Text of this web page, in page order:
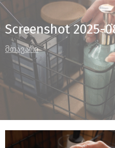
Screenshot 2025-
მთავარი